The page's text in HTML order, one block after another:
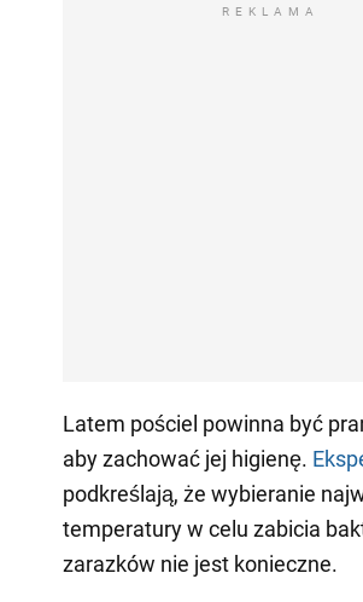
REKLAMA
Latem pościel powinna być
aby zachować jej higienę.
podkreślają, że wybieranie
temperatury w celu zabicia
zarazków nie jest konieczne.